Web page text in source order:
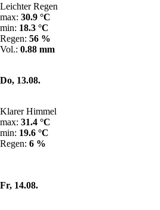
Leichter Regen
max: 30.9 °C
min: 18.3 °C
Regen: 56 %
Vol.: 0.88 mm
Do, 13.08.
Klarer Himmel
max: 31.4 °C
min: 19.6 °C
Regen: 6 %
Fr, 14.08.